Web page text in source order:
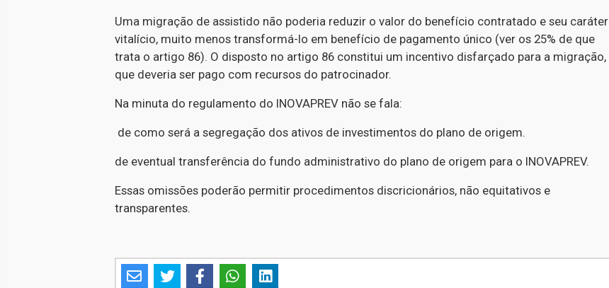
Uma migração de assistido não poderia reduzir o valor do benefício contratado e seu caráter
vitalício, muito menos transformá-lo em benefício de pagamento único (ver os 25% de que
trata o artigo 86). O disposto no artigo 86 constitui um incentivo disfarçado para a migração,
que deveria ser pago com recursos do patrocinador.
Na minuta do regulamento do INOVAPREV não se fala:
de como será a segregação dos ativos de investimentos do plano de origem.
de eventual transferência do fundo administrativo do plano de origem para o INOVAPREV.
Essas omissões poderão permitir procedimentos discricionários, não equitativos e
transparentes.